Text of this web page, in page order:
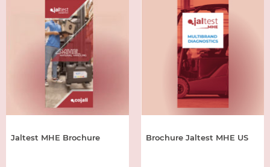
Jaltest MHE Brochure Brochure Jaltest MHE US